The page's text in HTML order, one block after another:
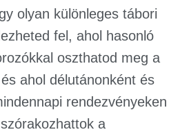
olyan különleges tábori
fel, ahol hasonló
oszthatod meg a
ahol délutánonként és
rendezvényeken
a